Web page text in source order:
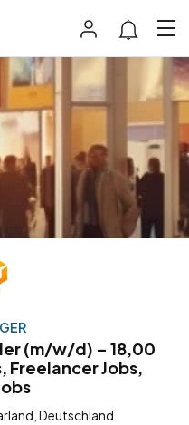
(m/w/d) – 18,00
Freelancer Jobs,
Deutschland